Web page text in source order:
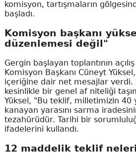
komisyon, tartışmaların
başladı.
Komisyon başkanı
düzenlemesi değil"
Gergin başlayan toplantının
Komisyon Başkanı Cüneyt
içeriğine dair net mesajlar verdi.
kesinlikle bir genel af niteliği
Yüksel, "Bu teklif, milletimizin 40
kanayan yarasını sarma
tezahürüdür. Tarihi bir
ifadelerini kullandı.
12 maddelik teklif